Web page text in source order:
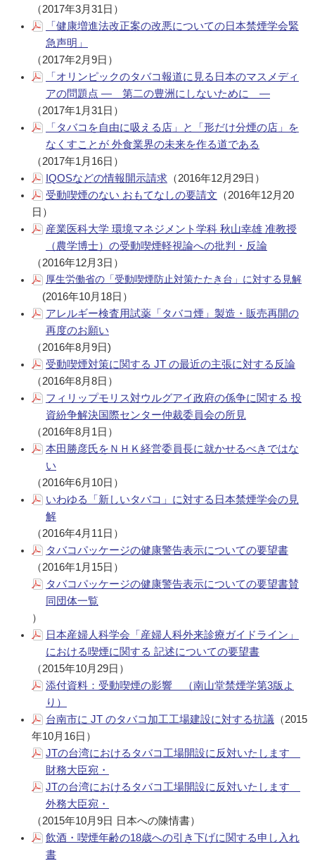
（2017年3月31日）
「健康増進法改正案の改悪についての日本禁煙学会緊
急声明」
（2017年2月9日）
「オリンピックのタバコ報道に見る日本のマスメディ
アの問題点 ― 第二の豊洲にしないために ―
（2017年1月31日）
「タバコを自由に吸える店」と「形だけ分煙の店」を
なくすことが 外食業界の未来を作る道である
（2017年1月16日）
IQOSなどの情報開示請求 （2016年12月29日）
受動喫煙のない おもてなしの要請文 （2016年12月20
日）
産業医科大学 環境マネジメント学科 秋山幸雄 准教授
（農学博士）の受動喫煙軽視論への批判・反論
（2016年12月3日）
厚生労働省の「受動喫煙防止対策たたき台」に対する見解
(2016年10月18日）
アレルギー検査用試薬「タバコ煙」製造・販売再開の
再度のお願い
（2016年8月9日)
受動喫煙対策に関する JT の最近の主張に対する反論
（2016年8月8日）
フィリップモリス対ウルグアイ政府の係争に関する 投
資紛争解決国際センター仲裁委員会の所見
（2016年8月1日）
本田勝彦氏をＮＨＫ経営委員長に就かせるべきではな
い
（2016年6月10日）
いわゆる「新しいタバコ」に対する日本禁煙学会の見
解
（2016年4月11日）
タバコパッケージの健康警告表示についての要望書
（2016年1月15日）
タバコパッケージの健康警告表示についての要望書賛
同団体一覧
）
日本産婦人科学会「産婦人科外来診療ガイドライン」
における喫煙に関する 記述についての要望書
（2015年10月29日）
添付資料：受動喫煙の影響 （南山堂禁煙学第3版よ
り）
台南市に JT のタバコ加工工場建設に対する抗議 （2015
年10月16日）
JTの台湾におけるタバコ工場開設に反対いたします
財務大臣宛・
JTの台湾におけるタバコ工場開設に反対いたします
外務大臣宛・
（2015年10月9日 日本への陳情書）
飲酒・喫煙年齢の18歳への引き下げに関する申し入れ
書